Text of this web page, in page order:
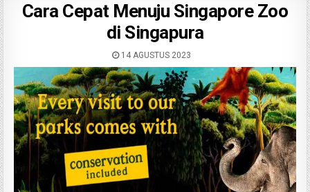
Cara Cepat Menuju Singapore Zoo
di Singapura
14 AGUSTUS 2023